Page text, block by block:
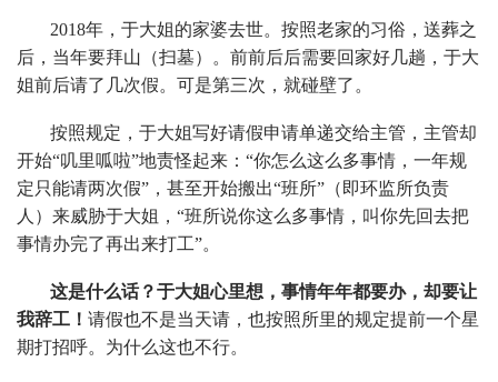
2018年，于大姐的家婆去世。按照老家的习俗，送葬之
后，当年要拜山（扫墓）。前前后后需要回家好几趟，于大
姐前后请了几次假。可是第三次，就碰壁了。
按照规定，于大姐写好请假申请单递交给主管，主管却
开始“叽里呱啦”地责怪起来：“你怎么这么多事情，一年规
定只能请两次假”，甚至开始搬出“班所”（即环监所负责
人）来威胁于大姐，“班所说你这么多事情，叫你先回去把
事情办完了再出来打工”。
这是什么话？于大姐心里想，事情年年都要办，却要让
我辞工！ 请假也不是当天请，也按照所里的规定提前一个星
期打招呼。为什么这也不行。